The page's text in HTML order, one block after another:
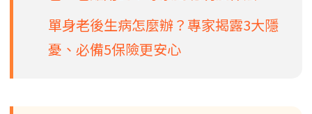
單身老後生病怎麼辦？專家揭露3大隱
憂、必備5保險更安心